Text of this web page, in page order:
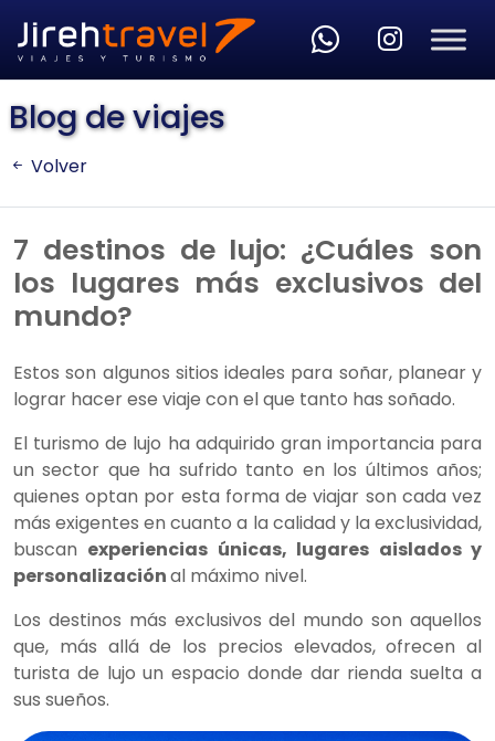
Blog de viajes
Volver
7 destinos de lujo: ¿Cuáles son
los lugares más exclusivos del
mundo?
Estos son algunos sitios ideales para soñar, planear y
lograr hacer ese viaje con el que tanto has soñado.
El turismo de lujo ha adquirido gran importancia para
un sector que ha sufrido tanto en los últimos años;
quienes optan por esta forma de viajar son cada vez
más exigentes en cuanto a la calidad y la exclusividad,
buscan experiencias únicas, lugares aislados y
personalizaciónal máximo nivel.
Los destinos más exclusivos del mundo son aquellos
que, más allá de los precios elevados, ofrecen al
turista de lujo un espacio donde dar rienda suelta a
sus sueños.